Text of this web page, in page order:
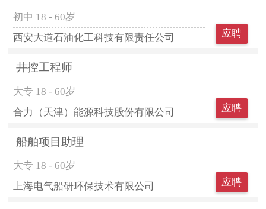
初中 18 - 60岁
西安大道石油化工科技有限责任公司
应聘
井控工程师
大专 18 - 60岁
合力（天津）能源科技股份有限公司
应聘
船舶项目助理
大专 18 - 60岁
上海电气船研环保技术有限公司
应聘